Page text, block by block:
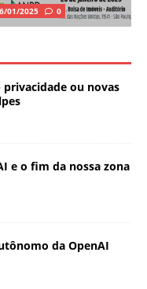
01/2025 0
ou novas
e o fim da nossa zona
da OpenAI